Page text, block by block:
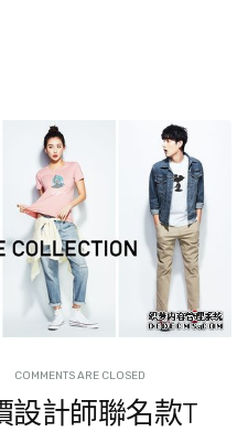
COMMENTS ARE CLOSED
設計師聯名款T